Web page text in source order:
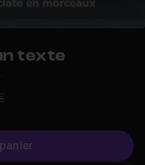
texte